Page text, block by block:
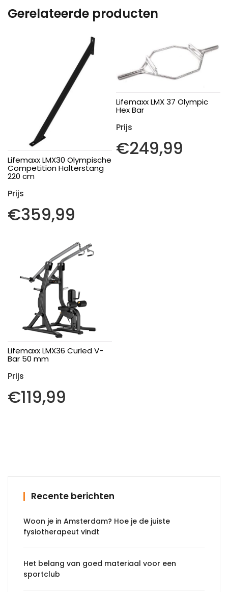
Gerelateerde producten
Lifemaxx LMX30 Olympische
Competition Halterstang
220 cm
€359,99
Lifemaxx LMX 37 Olympic
Hex Bar
€249,99
Lifemaxx LMX36 Curled V-
Bar 50 mm
€119,99
Recente berichten
Woon je in Amsterdam? Hoe je de juiste
fysiotherapeut vindt
Het belang van goed materiaal voor een
sportclub